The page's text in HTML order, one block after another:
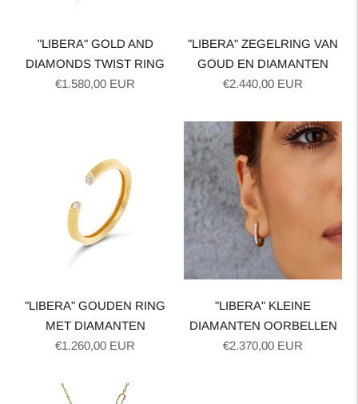
"LIBERA" GOLD AND
DIAMONDS TWIST RING
Normale
€1.580,00 EUR
"LIBERA" ZEGELRING VAN
GOUD EN DIAMANTEN
Normale
€2.440,00 EUR
"LIBERA" GOUDEN RING
MET DIAMANTEN
Normale
€1.260,00 EUR
"LIBERA" KLEINE
DIAMANTEN OORBELLEN
Normale
€2.370,00 EUR